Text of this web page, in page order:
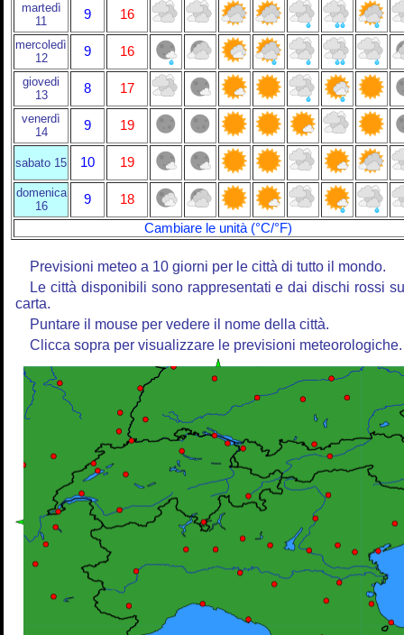
martedì
11
9 16
mercoledì
12
9 16
giovedi
13
8 17
venerdì
14
9 19
sabato 15 10 19
domenica
16
9
18
Cambiare le unità (°C/°F)
Previsioni meteo a 10 giorni per le città di tutto il mondo.
Le città disponibili sono rappresentati e dai dischi rossi
carta.
Puntare il mouse per vedere il nome della città.
Clicca sopra per visualizzare le previsioni meteorologiche.